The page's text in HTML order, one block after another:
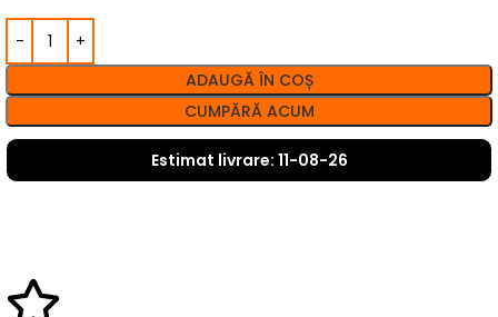
ADAUGĂ ÎN COȘ
CUMPĂRĂ ACUM
Estimat livrare: 11-08-26